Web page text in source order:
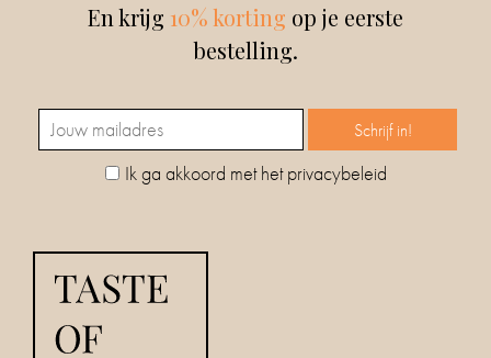
gekozen
worden
de
productpagina
En krijg 10% korting op je eerste
bestelling.
Ik ga akkoord met het privacybeleid